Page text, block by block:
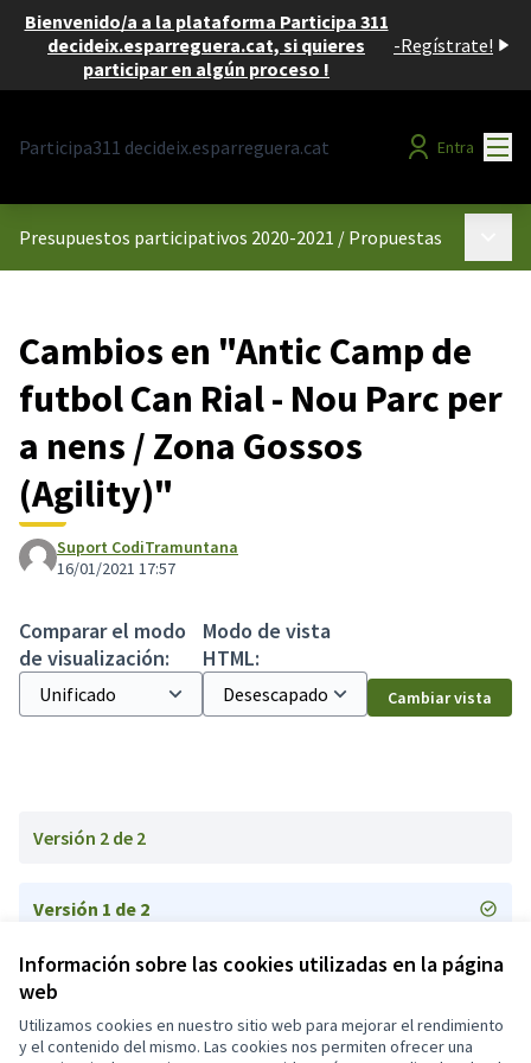
Información sobre las cookies utilizadas en la página
web
Utilizamos cookies en nuestro sitio web para mejorar el rendimiento
y el contenido del mismo. Las cookies nos permiten ofrecer una
Bienvenido/a a la plataforma Participa 311
decideix.esparreguera.cat, si quieres
participar en algún proceso !
-Regístrate!
Participa311 decideix.esparreguera.cat Entra
Presupuestos participativos 2020-2021 / Propuestas
Cambios en "Antic Camp de
futbol Can Rial - Nou Parc per
a nens / Zona Gossos
(Agility)"
Suport CodiTramuntana
16/01/2021 17:57
Comparar el modo
de visualización:
Modo de vista
HTML:
Cambiar vista
Versión 2 de 2
Versión 1 de 2
Términos y condiciones de uso
Configuración de cookies
Participa311 decideix.esparreguera.cat en X
Participa311 decideix.esparreguera.cat en Facebook
Participa311 decideix.esparreguera.cat en Instagram
Participa311 decideix.esparreguera.cat en YouTube